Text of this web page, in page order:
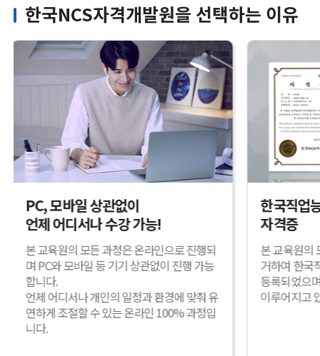
한국NCS자격개발원을 선택하는 이유
한국직업능력연구원 정식 등록
자격증
본 교육원의 모든 자격증은 자격기본법에 의
거하여 한국직업능력연구원에 정식
등록되었으며, 교육원의 자격관리 및 발급이
이루어지고 있습니다.
한국
혁신성장
우수한 기술
아 중소벤처
처기업 인증
통해 새로운